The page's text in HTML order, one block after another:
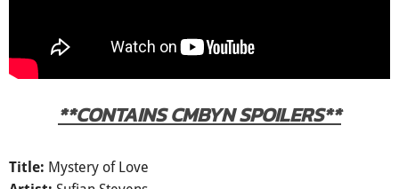
**CONTAINS CMBYN SPOILERS**
Title: Mystery of Love